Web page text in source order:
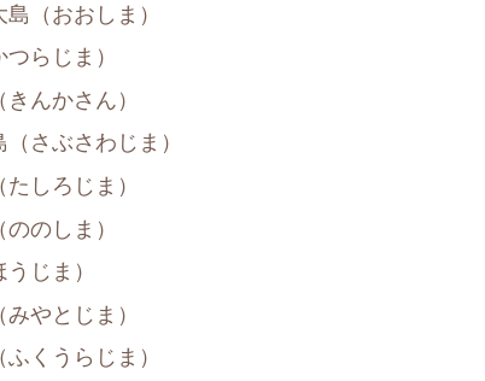
（おおしま）
らじま）
んかさん）
さぶさわじま）
しろじま）
のしま）
じま）
やとじま）
くうらじま）